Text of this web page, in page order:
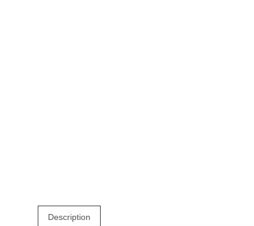
Description